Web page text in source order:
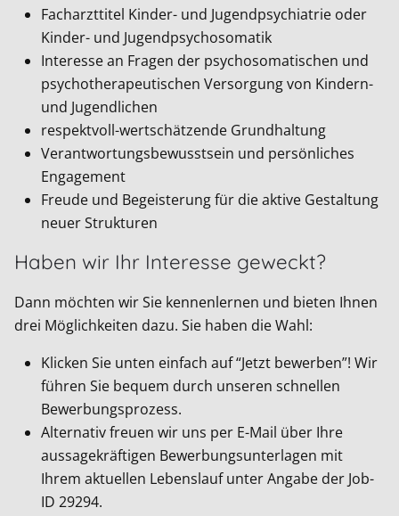
Facharzttitel Kinder- und Jugendpsychiatrie oder
Kinder- und Jugendpsychosomatik
Interesse an Fragen der psychosomatischen und
psychotherapeutischen Versorgung von Kindern-
und Jugendlichen
respektvoll-wertschätzende Grundhaltung
Verantwortungsbewusstsein und persönliches
Engagement
Freude und Begeisterung für die aktive Gestaltung
neuer Strukturen
Haben wir Ihr Interesse geweckt?
Dann möchten wir Sie kennenlernen und bieten Ihnen
drei Möglichkeiten dazu. Sie haben die Wahl:
Klicken Sie unten einfach auf “Jetzt bewerben”! Wir
führen Sie bequem durch unseren schnellen
Bewerbungsprozess.
Alternativ freuen wir uns per E-Mail über Ihre
aussagekräftigen Bewerbungsunterlagen mit
Ihrem aktuellen Lebenslauf unter Angabe der Job-
ID 29294.